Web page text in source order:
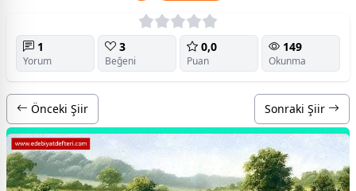
1
Yorum
3
Beğeni
0,0
Puan
149
Okunma
Önceki Şiir Sonraki Şiir